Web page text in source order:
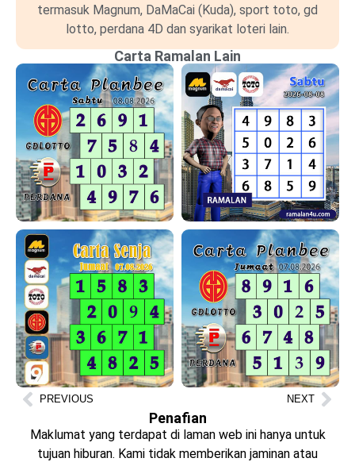
termasuk Magnum, DaMaCai (Kuda), sport toto, gd
lotto, perdana 4D dan syarikat loteri lain.
Carta Ramalan Lain
PREVIOUS NEXT
Penafian
Maklumat yang terdapat di laman web ini hanya untuk
tujuan hiburan. Kami tidak memberikan jaminan atau